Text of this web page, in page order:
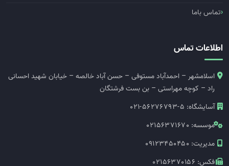
تماس باما
اطلاعات تماس
اسلامشهر – احمدآباد مستوفی – حسن آباد خالصه – خیابان شهید احسانی
راد – کوچه مهراستی – بن بست فرشتگان
آسایشگاه: 021-56276793-5
موسسه: 02156371670
مدیریت: 09123450450
فکس: 02156370156